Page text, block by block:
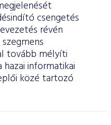
csengetés
révén
tovább mélyíti
informatikai
közé tartozó